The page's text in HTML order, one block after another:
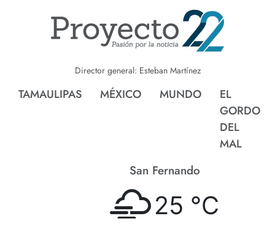
Director general: Esteban Martínez
TAMAULIPAS MÉXICO MUNDO
EL
GORDO
DEL
MAL
San Fernando
25 °C